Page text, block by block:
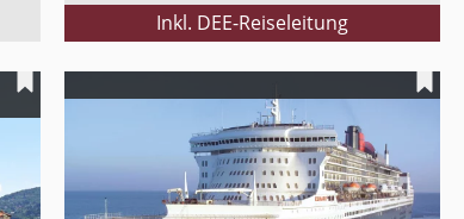
Inkl. DEE-Reiseleitung